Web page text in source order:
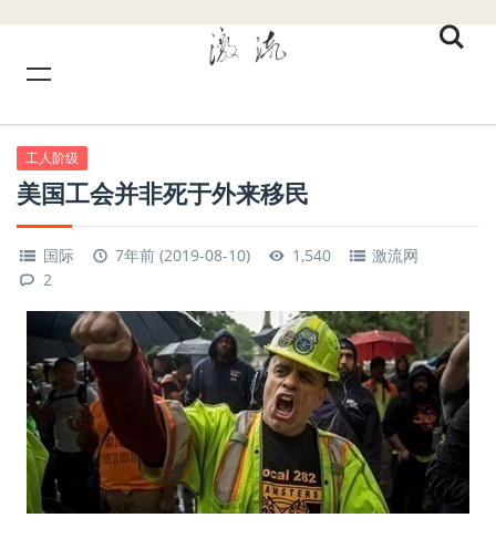
工人阶级
美国工会并非死于外来移民
国际 7年前 (2019-08-10) 1,540
激流网
2